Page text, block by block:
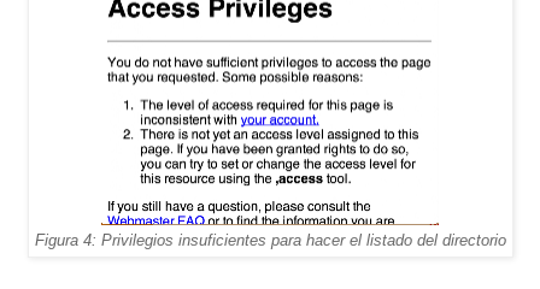
Figura 4: Privilegios insuficientes para hacer el listado del directorio